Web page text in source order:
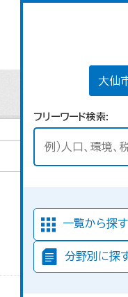
大仙
フリーワード検索
一覧から探す
分野別に探